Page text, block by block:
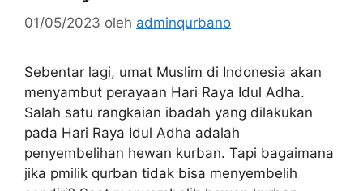
01/05/2023 oleh adminqurbano
Sebentar lagi, umat Muslim di Indonesia akan
menyambut perayaan Hari Raya Idul Adha.
Salah satu rangkaian ibadah yang dilakukan
pada Hari Raya Idul Adha adalah
penyembelihan hewan kurban. Tapi bagaimana
jika pmilik qurban tidak bisa menyembelih